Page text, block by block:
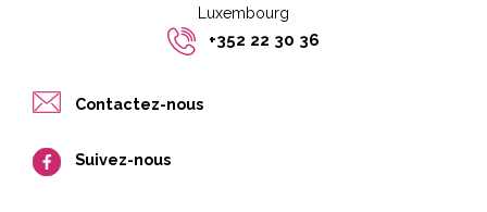
Luxembourg​​
+352 22 30 36
Contactez-nous
Suivez-nous